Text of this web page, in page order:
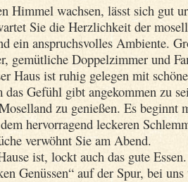
Himmel wachsen, lässt sich gut
Sie die Herzlichkeit der
ein anspruchsvolles Ambiente.
gemütliche Doppelzimmer und
Haus ist ruhig gelegen mit
das Gefühl gibt angekommen zu
zu genießen. Es beginnt
hervorragend leckeren
verwöhnt Sie am Abend.
ist, lockt auch das gute
Genüssen“ auf der Spur, bei